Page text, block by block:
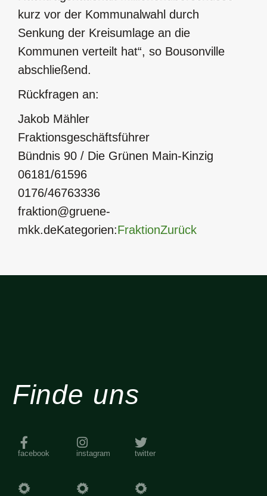
kurz vor der Kommunalwahl durch
Senkung der Kreisumlage an die
Kommunen verteilt hat“, so Bousonville
abschließend.
Rückfragen an:
Jakob Mähler
Fraktionsgeschäftsführer
Bündnis 90 / Die Grünen Main-Kinzig
06181/61596
0176/46763336
fraktion@gruene-
mkk.deKategorien:FraktionZurück
Finde uns
facebook instagram twitter